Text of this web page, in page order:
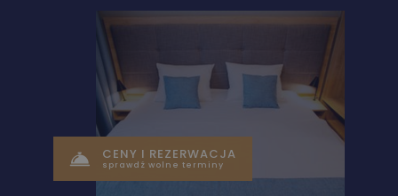
CENY I REZERWACJA
sprawdź wolne terminy